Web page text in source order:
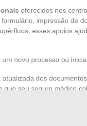
oferecidos nos
impressão de
esses apoios
um novo processo ou
dos
que seu seguro médico